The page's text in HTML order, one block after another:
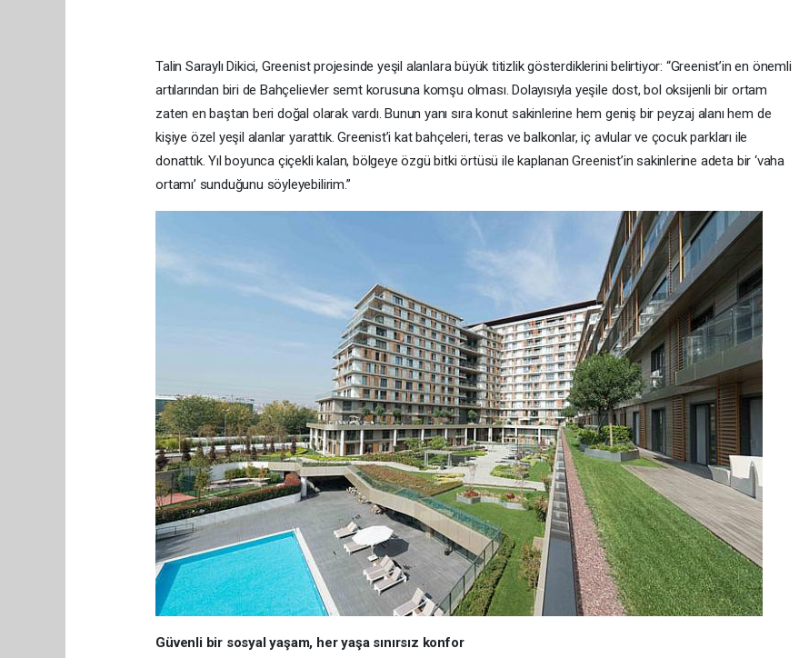
Talin Saraylı Dikici, Greenist projesinde yeşil alanlara büyük titizlik gösterdiklerini belirtiyor: “Greenist’in en önemli
artılarından biri de Bahçelievler semt korusuna komşu olması. Dolayısıyla yeşile dost, bol oksijenli bir ortam
zaten en baştan beri doğal olarak vardı. Bunun yanı sıra konut sakinlerine hem geniş bir peyzaj alanı hem de
kişiye özel yeşil alanlar yarattık. Greenist’i kat bahçeleri, teras ve balkonlar, iç avlular ve çocuk parkları ile
donattık. Yıl boyunca çiçekli kalan, bölgeye özgü bitki örtüsü ile kaplanan Greenist’in sakinlerine adeta bir ‘vaha
ortamı’ sunduğunu söyleyebilirim.”
Güvenli bir sosyal yaşam, her yaşa sınırsız konfor